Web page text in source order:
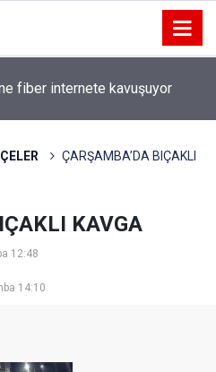
fiber internete kavuşuyor
ÇARŞAMBA’DA BIÇAKLI
KAVGA
12:48
14:10